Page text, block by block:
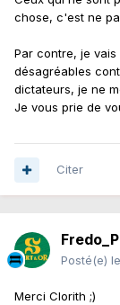
chose, c'est ne
Par contre, je
désagréables
dictateurs, je ne
Je vous prie de
Citer
Posté(e)
Merci Clorith ;)